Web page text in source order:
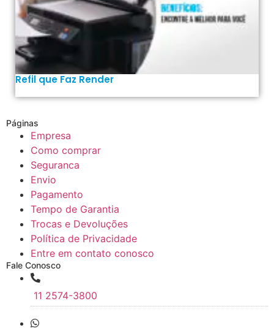
Refil que Faz Render
Páginas
Empresa
Como comprar
Seguranca
Envio
Pagamento
Tempo de Garantia
Trocas e Devoluções
Política de Privacidade
Entre em contato conosco
Fale Conosco
11 2574-3800